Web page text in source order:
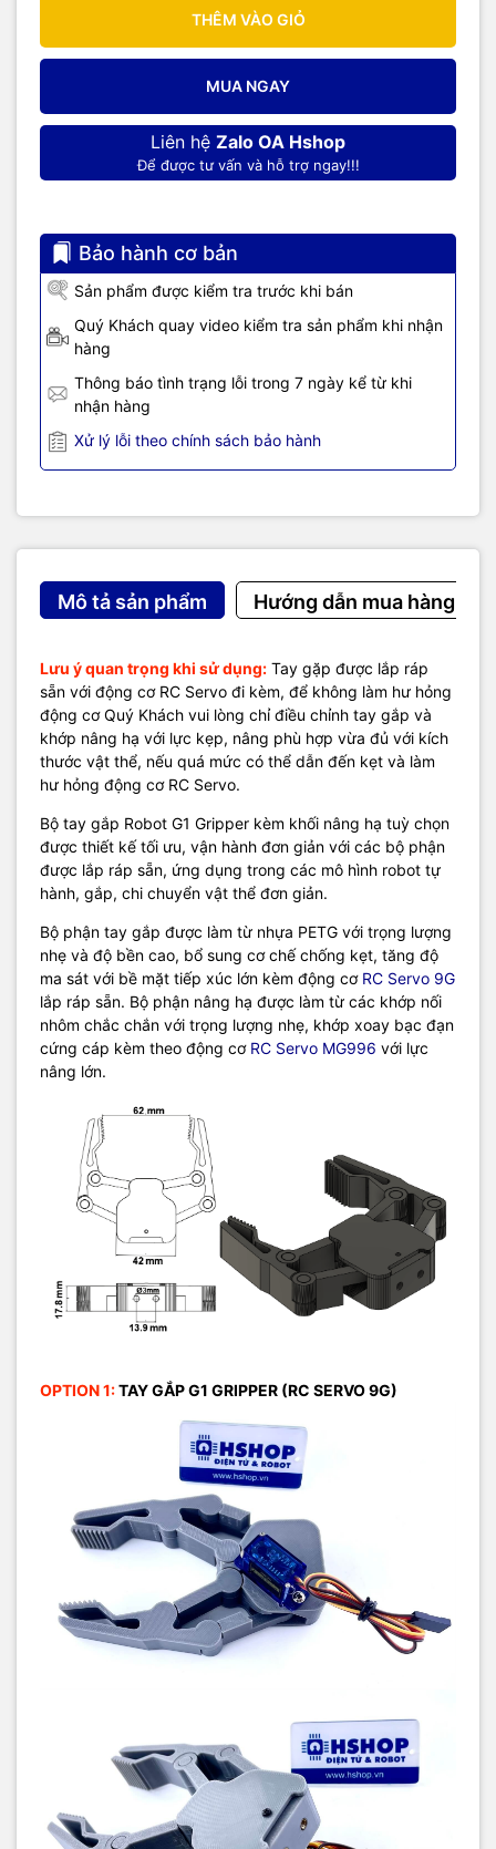
THÊM VÀO GIỎ
MUA NGAY
Liên hệ Zalo OA Hshop
Để được tư vấn và hỗ trợ ngay!!!
Bảo hành cơ bản
Sản phẩm được kiểm tra trước khi bán
Quý Khách quay video kiểm tra sản phẩm khi nhận
hàng
Thông báo tình trạng lỗi trong 7 ngày kể từ khi
nhận hàng
Xử lý lỗi theo chính sách bảo hành
Mô tả sản phẩm Hướng dẫn mua hàng
Lưu ý quan trọng khi sử dụng: Tay gặp được lắp ráp
sẵn với động cơ RC Servo đi kèm, để không làm hư hỏng
động cơ Quý Khách vui lòng chỉ điều chỉnh tay gắp và
khớp nâng hạ với lực kẹp, nâng phù hợp vừa đủ với kích
thước vật thể, nếu quá mức có thể dẫn đến kẹt và làm
hư hỏng động cơ RC Servo.
Bộ tay gắp Robot G1 Gripper kèm khối nâng hạ tuỳ chọn
được thiết kế tối ưu, vận hành đơn giản với các bộ phận
được lắp ráp sẵn, ứng dụng trong các mô hình robot tự
hành, gắp, chi chuyển vật thể đơn giản.
Bộ phận tay gắp được làm từ nhựa PETG với trọng lượng
nhẹ và độ bền cao, bổ sung cơ chế chống kẹt, tăng độ
ma sát với bề mặt tiếp xúc lớn kèm động cơ RC Servo 9G
lắp ráp sẵn. Bộ phận nâng hạ được làm từ các khớp nối
nhôm chắc chắn với trọng lượng nhẹ, khớp xoay bạc đạn
cứng cáp kèm theo động cơ RC Servo MG996 với lực
nâng lớn.
OPTION 1:TAY GẮP G1 GRIPPER (RC SERVO 9G)
Demo lắp vớiKhung xe Robot Chasiss 4WD Black Catkích thước
198 x 118mm: